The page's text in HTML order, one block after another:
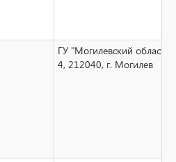
ГУ "Могилевский
4, 212040, г. Могилев